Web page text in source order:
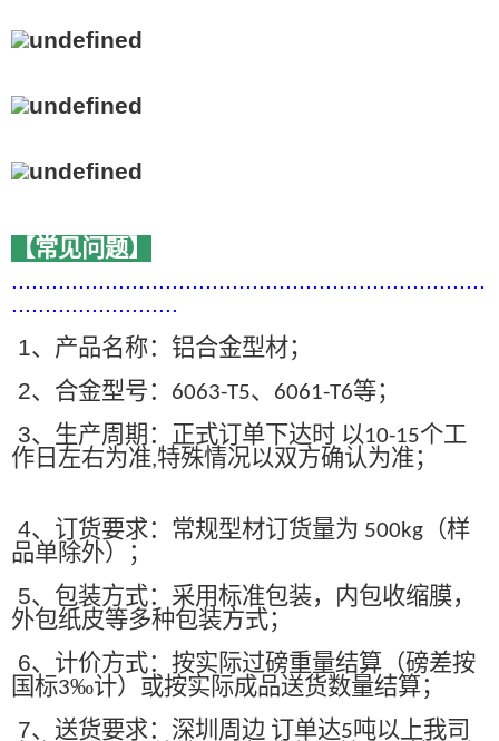
【常见问题】
.......................................................................
.........................
1、产品名称：铝合金型材；
2、合金型号： 6063-T5、 6061-T6等；
3、生产周期：正式订单下达时 以10-15个工
作日左右为准,特殊情况以双方确认为准；
4、订货要求：常规型材订货量为 500kg （样
品单除外）；
5、包装方式：采用标准包装，内包收缩膜，
外包纸皮等多种包装方式；
6、计价方式：按实际过磅重量结算（磅差按
国标3‰计）或按实际成品送货数量结算；
7、送货要求：深圳周边 订单达5吨以上我司